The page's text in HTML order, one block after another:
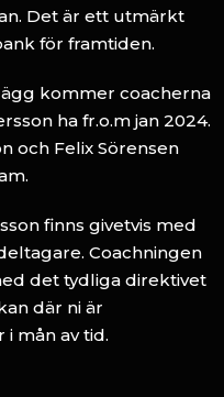
Det är ett utmärkt
för framtiden.
kommer coacherna
ha fr.o.m jan 2024.
och Felix Sörensen
finns givetvis med
Coachningen
det tydliga direktivet
där ni är
i mån av tid.